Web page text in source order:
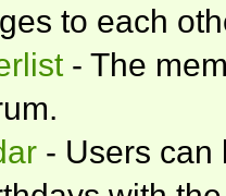
to each
- The
- Users can